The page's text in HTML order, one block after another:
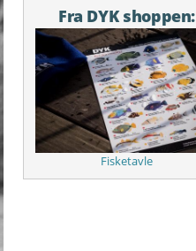
Fra DYK shoppen:
Fisketavle